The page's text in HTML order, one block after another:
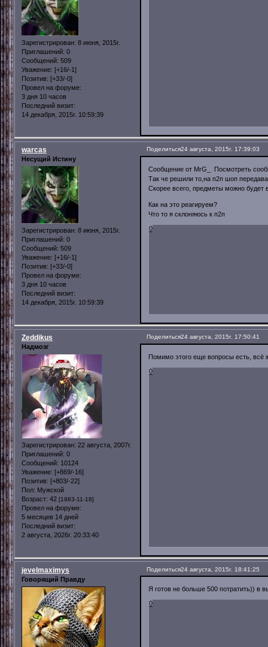
Зарегистрирован: 8 июня, 2015г.
Приглашений: 0
Сообщений: 509
Уважение: [+16/-1]
Позитив: [+33/-0]
Провел на форуме:
3 дня 10 часов
Последний визит:
14 декабря, 2015г. 10:59:39
Поделиться24 августа, 2015г. 17:39:03
warcas
Несущий Истину
Зарегистрирован: 8 июня, 2015г.
Приглашений: 0
Сообщений: 509
Уважение: [+16/-1]
Позитив: [+33/-0]
Провел на форуме:
3 дня 10 часов
Последний визит:
14 декабря, 2015г. 10:59:39
Сообщение от MrG_ Посмотреть
Так че решили то,на п2п шоп
Скорее всего, предметы можно будет
Как на это реагируем?
Что то я склоняюсь к п2п
0
Поделиться24 августа, 2015г. 17:50:41
Zeddikus
Надмозг
Зарегистрирован: 22 августа, 2007г.
Приглашений: 0
Сообщений: 10124
Уважение: [+869/-16]
Позитив: [+803/-22]
Пол: Мужской
Возраст: 42 [1983-11-18]
Провел на форуме:
5 месяцев 14 дней
Последний визит:
2 августа, 2026г. 20:33:40
Помимо этого еще вопросы есть, всё
0
Поделиться24 августа, 2015г. 18:41:25
jevelmaximys
Говорящий Правду
Я готов не больше 500 потратить)) в
0